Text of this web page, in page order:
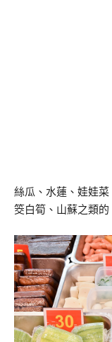
絲瓜、水蓮、娃娃
筊白筍、山蘇之類的